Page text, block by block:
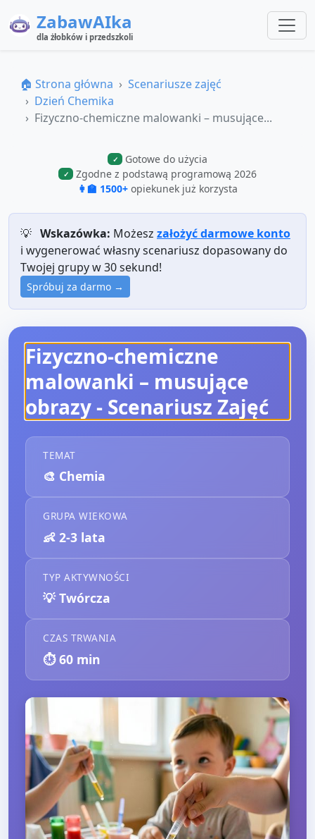
ZabawAIka
dla żłobków i przedszkoli
🏠 Strona główna
Scenariusze zajęć
Dzień Chemika
Fizyczno‑chemiczne malowanki – musujące...
✓ Gotowe do użycia
✓
Zgodne z podstawą programową 2026
👩‍🏫 1500+ opiekunek już korzysta
💡 Wskazówka: Możesz założyć darmowe konto
i wygenerować własny scenariusz dopasowany do
Twojej grupy w 30 sekund!
Spróbuj za darmo →
Fizyczno‑chemiczne
malowanki – musujące
obrazy- Scenariusz Zajęć
TEMAT
🎨 Chemia
GRUPA WIEKOWA
👶 2-3 lata
TYP AKTYWNOŚCI
💡 Twórcza
CZAS TRWANIA
⏱️60 min